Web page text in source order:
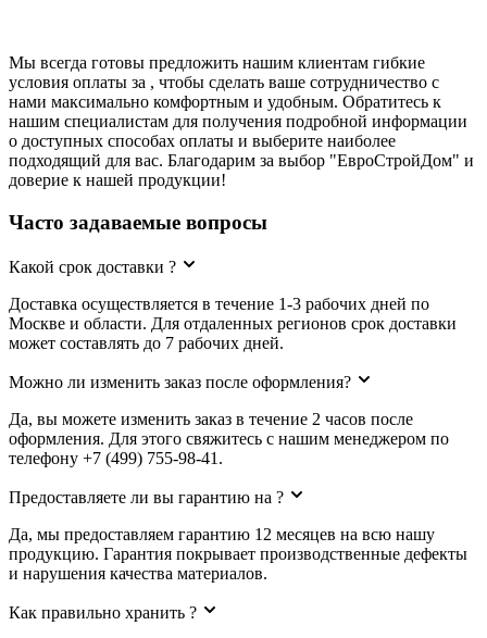
Мы всегда готовы предложить нашим клиентам гибкие
условия оплаты за , чтобы сделать ваше сотрудничество с
нами максимально комфортным и удобным. Обратитесь к
нашим специалистам для получения подробной информации
о доступных способах оплаты и выберите наиболее
подходящий для вас. Благодарим за выбор "ЕвроСтройДом" и
доверие к нашей продукции!
Часто задаваемые вопросы
Какой срок доставки ?
Доставка осуществляется в течение 1-3 рабочих дней по
Москве и области. Для отдаленных регионов срок доставки
может составлять до 7 рабочих дней.
Можно ли изменить заказ после оформления?
Да, вы можете изменить заказ в течение 2 часов после
оформления. Для этого свяжитесь с нашим менеджером по
телефону +7 (499) 755-98-41.
Предоставляете ли вы гарантию на ?
Да, мы предоставляем гарантию 12 месяцев на всю нашу
продукцию. Гарантия покрывает производственные дефекты
и нарушения качества материалов.
Как правильно хранить ?